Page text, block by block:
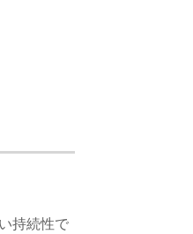
持続性で